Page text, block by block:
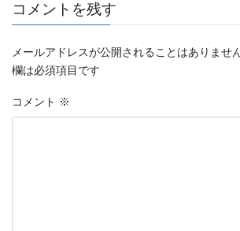
コメントを残す
メールアドレスが公開されることはありません
欄は必須項目です
コメント ※